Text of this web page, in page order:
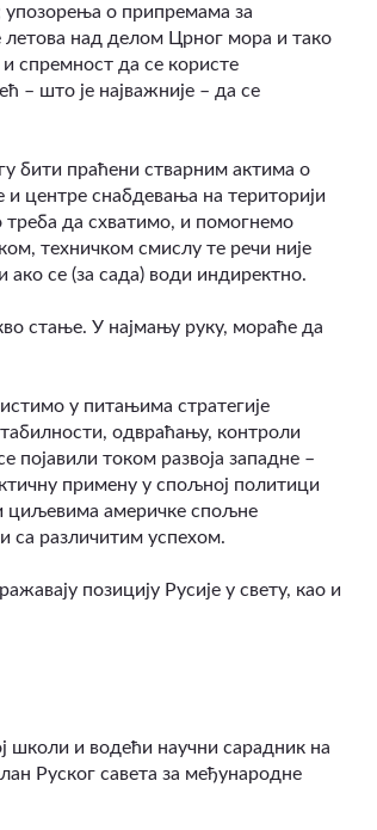
о припремама за
над делом Црног мора и тако
спремност да се користе
– што је најважније – да се
бити праћени стварним актима о
центре снабдевања на територији
да схватимо, и помогнемо
техничком смислу те речи није
се (за сада) води индиректно.
стање. У најмању руку, мораће да
у питањима стратегије
одвраћању, контроли
током развоја западне –
примену у спољној политици
циљевима америчке спољне
са различитим успехом.
позицију Русије у свету, као и
школи и водећи научни сарадник на
Руског савета за међународне